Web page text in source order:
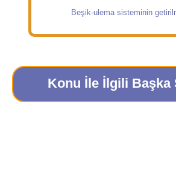
Beşik-ulema sisteminin
Konu İle İlgili Başka